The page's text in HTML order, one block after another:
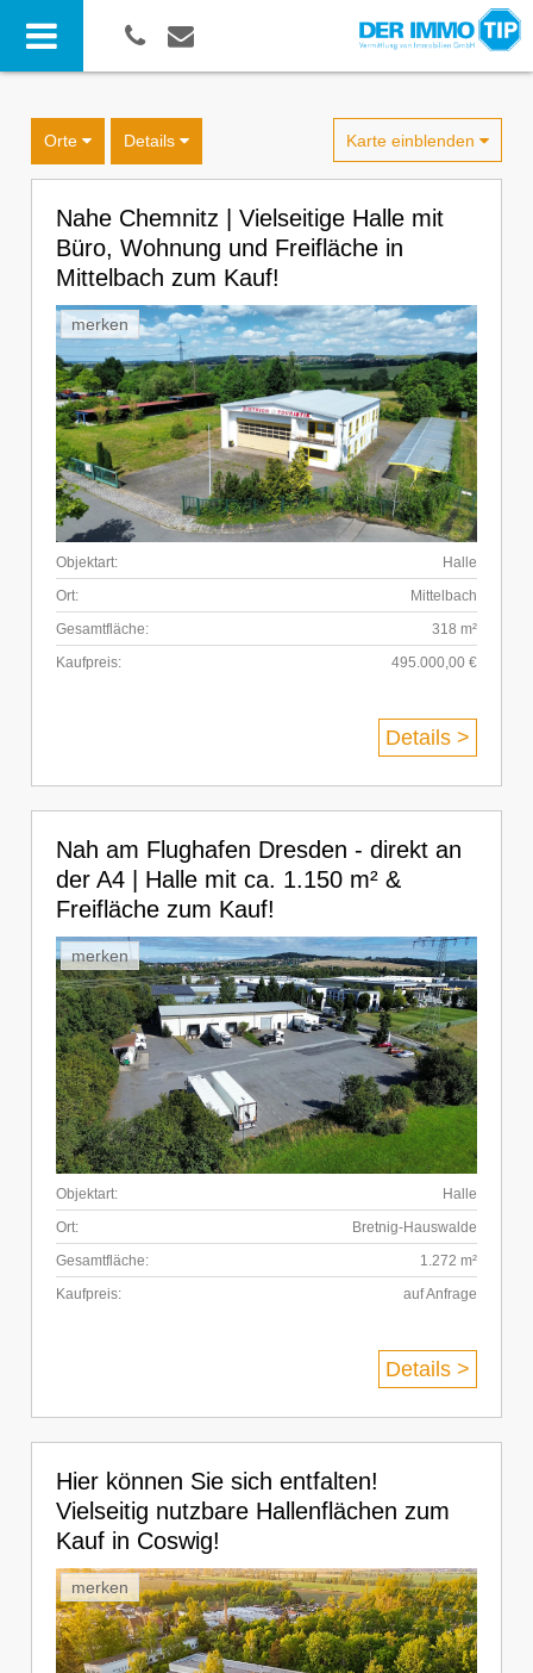
Details
Orte Karte einblenden
Nahe Chemnitz | Vielseitige Halle mit
Büro, Wohnung und Freifläche in
Mittelbach zum Kauf!
merken
Objektart:
Halle
Ort:
Mittelbach
Gesamtfläche:
318 m²
Kaufpreis:
495.000,00 €
Details >
Nah am Flughafen Dresden - direkt an
der A4 | Halle mit ca. 1.150 m² &
Freifläche zum Kauf!
merken
Objektart:
Halle
Ort:
Bretnig-Hauswalde
Gesamtfläche:
1.272 m²
Kaufpreis:
auf Anfrage
Details >
Hier können Sie sich entfalten!
Vielseitig nutzbare Hallenflächen zum
Kauf in Coswig!
merken